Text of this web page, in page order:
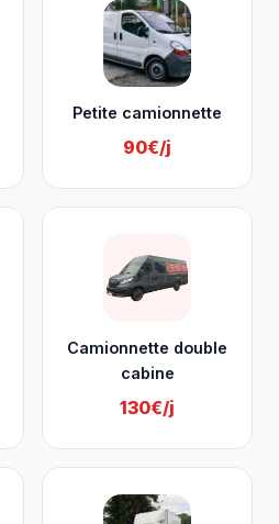
Petite camionnette
90€/j
Camionnette double
cabine
130€/j